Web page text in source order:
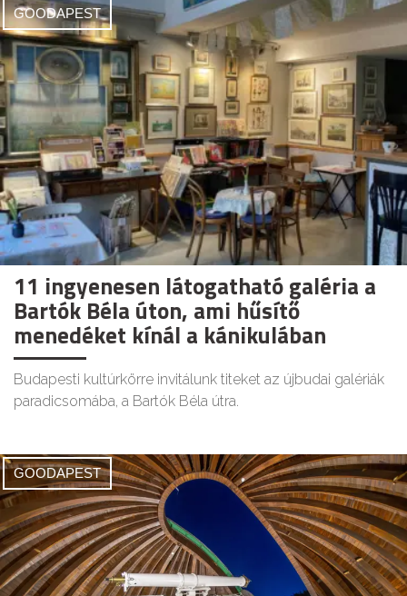
GOODAPEST
11 ingyenesen látogatható galéria a
Bartók Béla úton, ami hűsítő
menedéket kínál a kánikulában
Budapesti kultúrkörre invitálunk titeket az újbudai galériák
paradicsomába, a Bartók Béla útra.
GOODAPEST